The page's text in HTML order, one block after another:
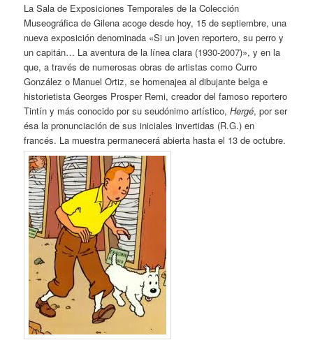
La Sala de Exposiciones Temporales de la Colección
Museográfica de Gilena acoge desde hoy, 15 de septiembre, una
nueva exposición denominada «Si un joven reportero, su perro y
un capitán… La aventura de la línea clara (1930-2007)», y en la
que, a través de numerosas obras de artistas como Curro
González o Manuel Ortiz, se homenajea al dibujante belga e
historietista Georges Prosper Remi, creador del famoso reportero
Tintín y más conocido por su seudónimo artístico,Hergé, por ser
ésa la pronunciación de sus iniciales invertidas (R.G.) en
francés. La muestra permanecerá abierta hasta el 13 de octubre.